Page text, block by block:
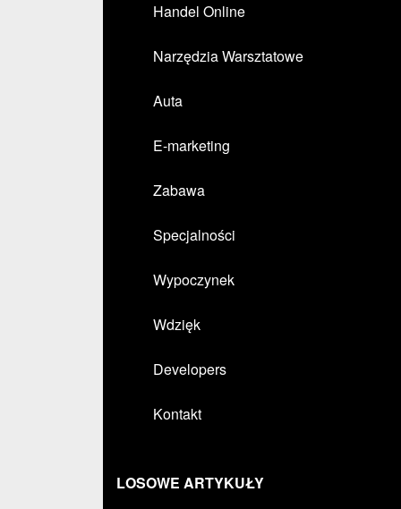
Handel Online
Narzędzia Warsztatowe
Auta
E-marketing
Zabawa
Specjalności
Wypoczynek
Wdzięk
Developers
Kontakt
LOSOWE ARTYKUŁY